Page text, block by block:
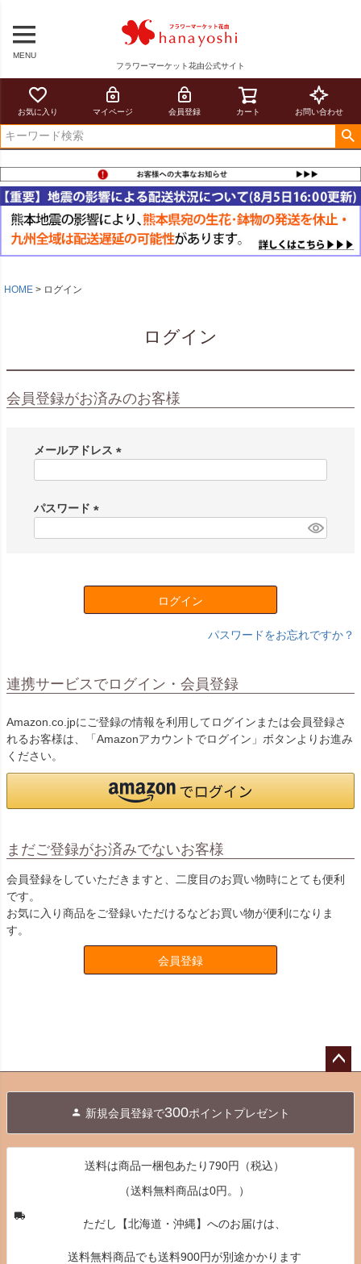
MENU
フラワーマーケット花由公式サイト
お気に入り マイページ 会員登録 カート お問い合わせ
HOME ログイン
ログイン
会員登録がお済みのお客様
メールアドレス
)
パスワード
ログイン
パスワードをお忘れですか？
連携サービスでログイン・会員登録
Amazon.co.jpにご登録の情報を利用してログインまたは会員登録さ
れるお客様は、「Amazonアカウントでログイン」ボタンよりお進み
ください。
まだご登録がお済みでないお客様
会員登録をしていただきますと、二度目のお買い物時にとても便利
です。
お気に入り商品をご登録いただけるなどお買い物が便利になりま
す。
会員登録
へ
新規会員登録で300ポイントプレゼント
送料は商品一梱包あたり790円（税込）
（送料無料商品は0円。）
ただし【北海道・沖縄】へのお届けは、
送料無料商品でも送料900円が別途かかります